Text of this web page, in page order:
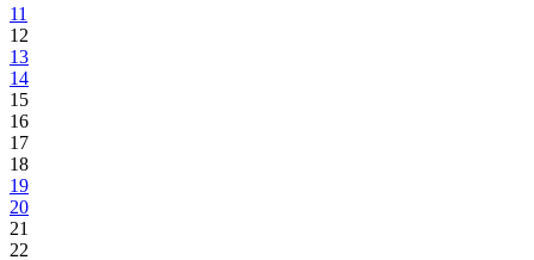
11
12
13
14
15
16
17
18
19
20
21
22